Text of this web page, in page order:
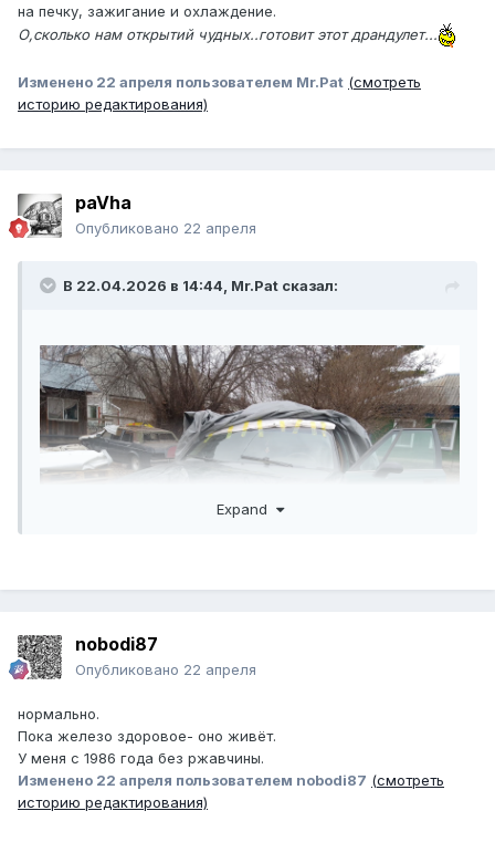
на печку, зажигание и охлаждение.
О,сколько нам открытий чудных..готовит этот драндулет...
Изменено 22 апреля пользователем Mr.Pat (смотреть
историю редактирования)
paVha
Опубликовано 22 апреля
В 22.04.2026 в 14:44, Mr.Pat сказал:
версаль завистливо наблюдает
Expand
nobodi87
Опубликовано 22 апреля
нормально.
Пока железо здоровое- оно живёт.
У меня с 1986 года без ржавчины.
Изменено 22 апреля пользователем nobodi87 (смотреть
историю редактирования)